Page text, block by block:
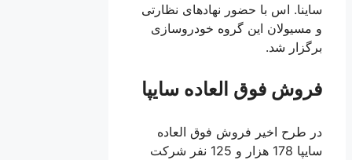
ساینا. اس با حضور نهاد‌های نظارتی
و مسيولان این گروه خودروسازی
برگزار شد.
فروش فوق العاده سایپا
در طرح اخیر فروش فوق العاده
سایپا 178 هزار و 125 نفر شرکت